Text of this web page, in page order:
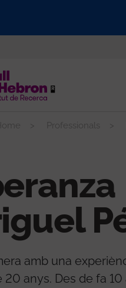
Professionals
amb una
20 anys. Des de fa